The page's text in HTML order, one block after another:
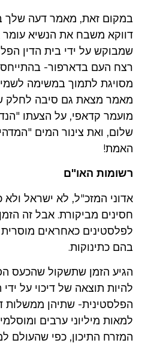
דווקא משבח את הנשיא
שמבוקש על ידי בית הדין
רצח העם בדארפור-
מסויגת לתמוך במשימה
מאמר מצאת גם סיבה לחלק
מועמר קדאפי, על הצעתו
שלום, ואת צינור המים
האמת!
רשומות האו"ם
אדוני המזכ"ל, לא ישראל
חסינים מביקורת. אבל זה
לפלסטינים כאחראים
בהם כתינוקות.
הגיע הזמן שתשקול שהכעס
להיות תוצאה של דיכוי על
הפלסטינית- שתיהן ממשלות
למאות מיליוני ערבים
המזרח התיכון, כפי שהעולם